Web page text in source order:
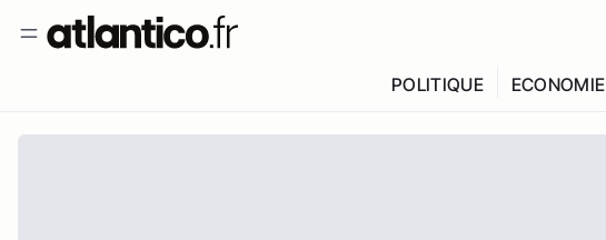
POLITIQUE ECONOMIE